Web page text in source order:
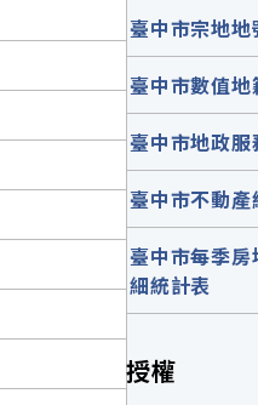
臺中市宗地
臺中市數值地
臺中市地政服
臺中市不動
臺中市每季
細統計表
授權